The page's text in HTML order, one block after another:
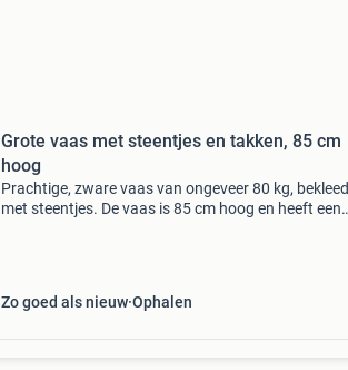
Grote vaas met steentjes en takken, 85 cm
hoog
Prachtige, zware vaas van ongeveer 80 kg, bekleed
met steentjes. De vaas is 85 cm hoog en heeft een
Zo goed als nieuw Ophalen